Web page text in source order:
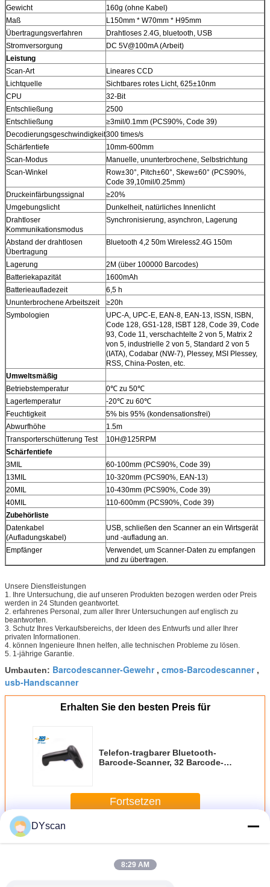
Gewicht
160g (ohne Kabel)
Maß
L150mm * W70mm * H95mm
Übertragungsverfahren
Drahtloses 2.4G, bluetooth, USB
Stromversorgung
DC 5V@100mA (Arbeit)
Leistung
Scan-Art
Lineares CCD
Lichtquelle
Sichtbares rotes Licht, 625±10nm
CPU
32-Bit
Entschließung
2500
Entschließung
≥3mil/0.1mm (PCS90%, Code 39)
Decodierungsgeschwindigkeit300 times/s
Schärfentiefe
10mm-600mm
Scan-Modus
Manuelle, ununterbrochene, Selbstrichtung
Scan-Winkel
Row±30°, Pitch±60°, Skew±60° (PCS90%,
Code 39,10mil/0.25mm)
Druckeinfärbungssignal
≥20%
Umgebungslicht
Dunkelheit, natürliches Innenlicht
Drahtloser
Kommunikationsmodus
Synchronisierung, asynchron, Lagerung
Abstand der drahtlosen
Übertragung
Bluetooth 4,2 50m Wireless2.4G 150m
Lagerung
2M (über 100000 Barcodes)
Batteriekapazität
1600mAh
Batterieaufladezeit
6,5 h
Ununterbrochene Arbeitszeit
≥20h
Symbologien
UPC-A, UPC-E, EAN-8, EAN-13, ISSN, ISBN,
Code 128, GS1-128, ISBT 128, Code 39, Code
93, Code 11, verschachtelte 2 von 5, Matrix 2
von 5, industrielle 2 von 5, Standard 2 von 5
(IATA), Codabar (NW-7), Plessey, MSI Plessey,
RSS, China-Posten, etc.
Umweltsmäßig
Betriebstemperatur
0℃ zu 50℃
Lagertemperatur
-20℃ zu 60℃
Feuchtigkeit
5% bis 95% (kondensationsfrei)
Abwurfhöhe
1.5m
Transporterschütterung Test
10H@125RPM
Schärfentiefe
3MIL
60-100mm (PCS90%, Code 39)
13MIL
10-320mm (PCS90%, EAN-13)
20MIL
10-430mm (PCS90%, Code 39)
40MIL
110-600mm (PCS90%, Code 39)
Zubehörliste
Datenkabel
(Aufladungskabel)
USB, schließen den Scanner an ein Wirtsgerät
und -aufladung an.
Empfänger
Verwendet, um Scanner-Daten zu empfangen
und zu übertragen.
Unsere Dienstleistungen
1. Ihre Untersuchung, die auf unseren Produkten bezogen werden oder Preis
werden in 24 Stunden geantwortet.
2. erfahrenes Personal, zum aller Ihrer Untersuchungen auf englisch zu
beantworten.
3. Schutz Ihres Verkaufsbereichs, der Ideen des Entwurfs und aller Ihrer
privaten Informationen.
4. können Ingenieure Ihnen helfen, alle technischen Probleme zu lösen.
5. 1-jährige Garantie.
Umbauten: Barcodescanner-Gewehr, cmos-Barcodescanner,
usb-Handscanner
Erhalten Sie den besten Preis für
Telefon-tragbarer Bluetooth-
Barcode-Scanner, 32 Barcode-
Fortsetzen
Mehr
DYscan
8:29 AM